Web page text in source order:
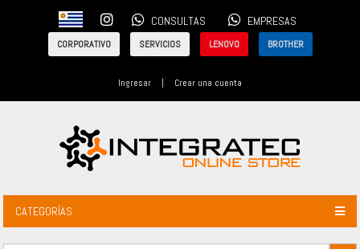
CONSULTAS EMPRESAS
CORPORATIVO SERVICIOS LENOVO BROTHER
Ingresar | Crear una cuenta
CATEGORÍAS